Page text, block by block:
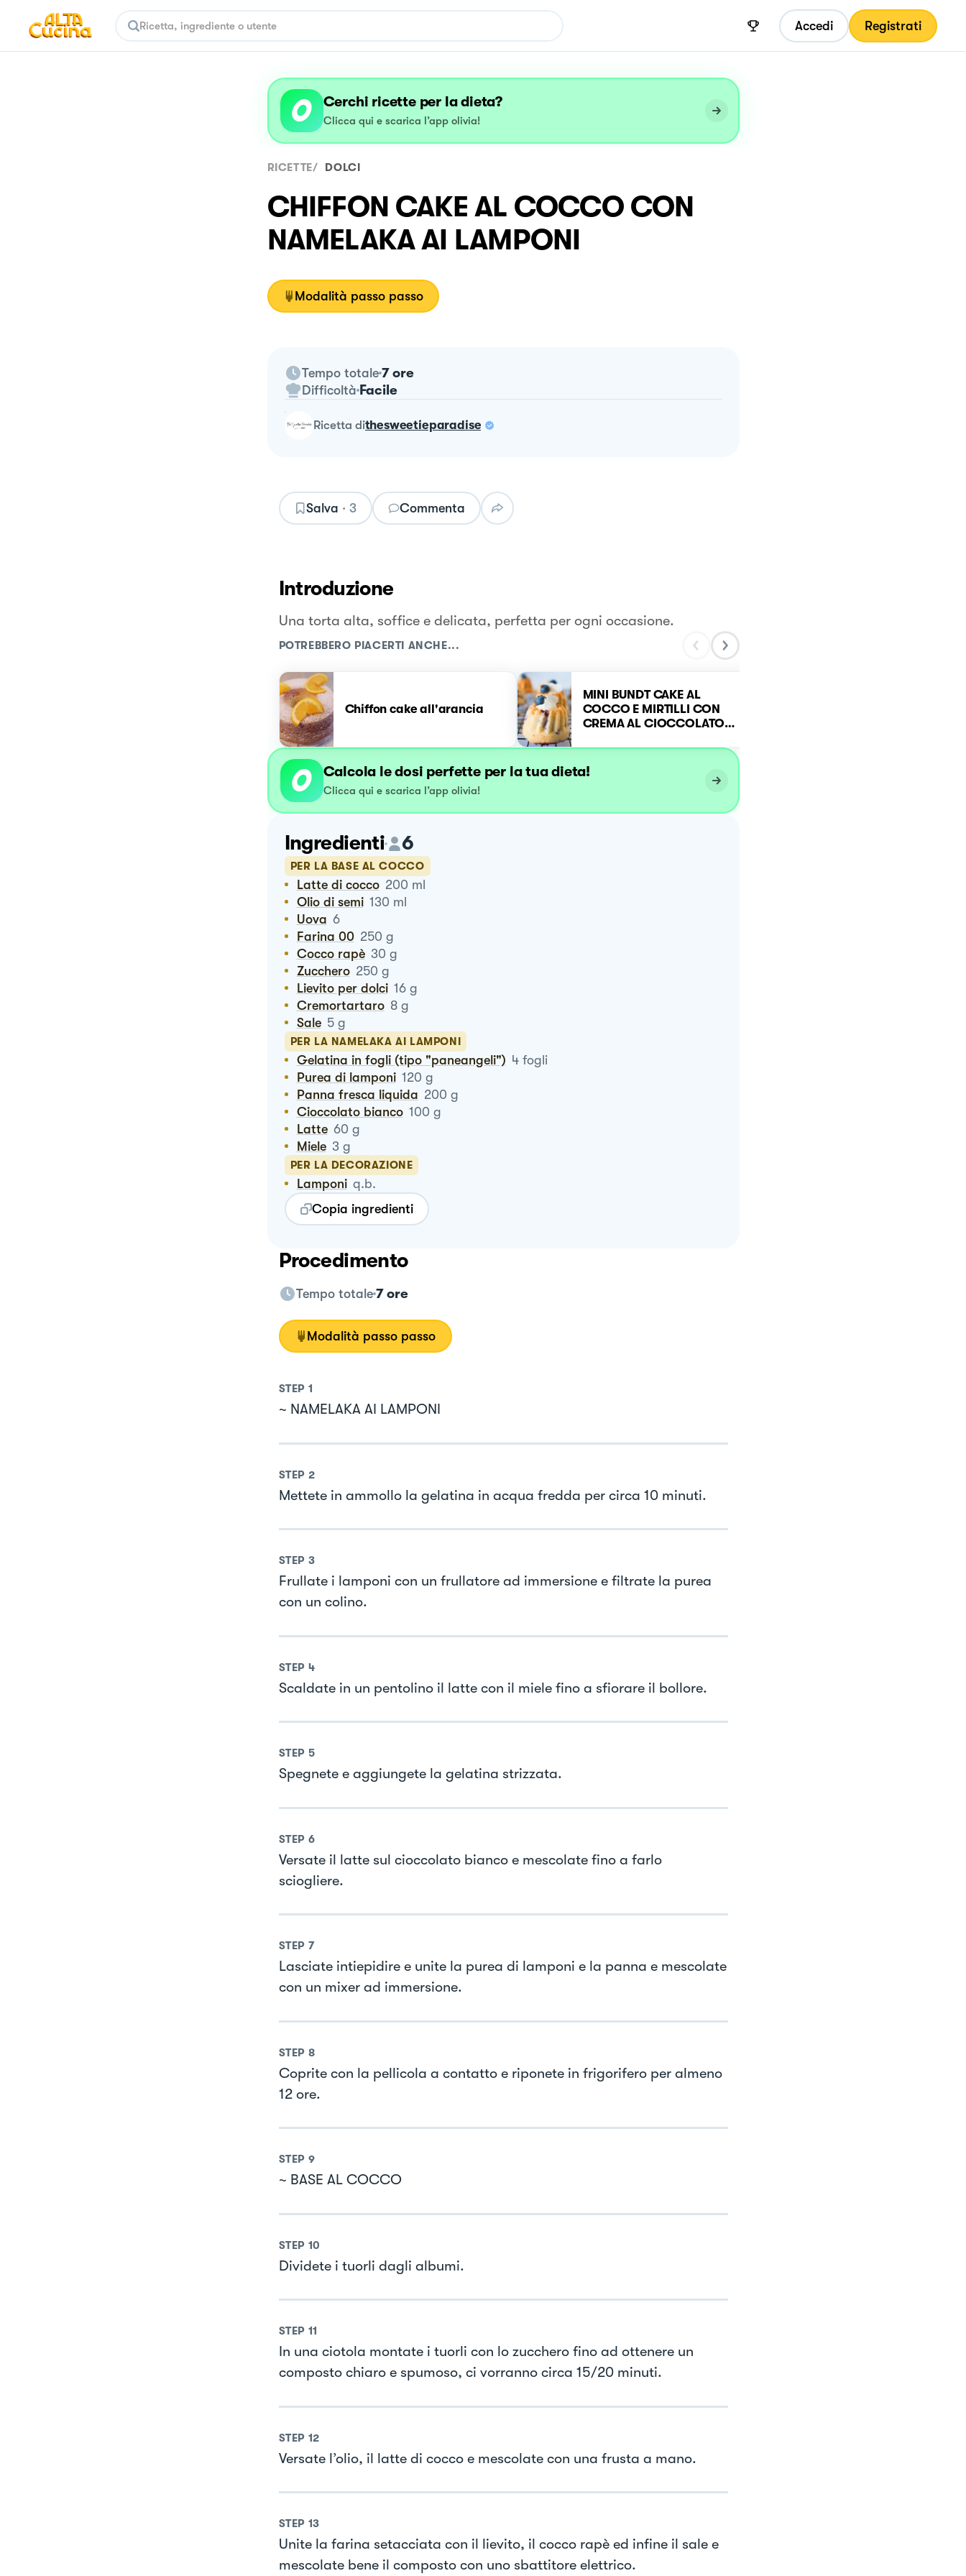
Accedi Registrati
Cerchi ricette per la dieta?
Clicca qui e scarica l’app olivia!
RICETTE/ DOLCI
CHIFFON CAKE AL COCCO CON
NAMELAKA AI LAMPONI
Modalità passo passo
Tempo totale 7 ore
Difficoltà Facile
ricetta dithesweetieparadise
Salva · 3 Commenta
Introduzione
Una torta alta, soffice e delicata, perfetta per ogni occasione.
POTREBBERO PIACERTI ANCHE...
Chiffon cake all'arancia
MINI BUNDT CAKE AL
COCCO E MIRTILLI CON
CREMA AL CIOCCOLATO
Calcola le dosi perfette per la tua dieta!
Clicca qui e scarica l’app olivia!
Ingredienti 6
PER LA BASE AL COCCO
Latte di cocco 200 ml
Olio di semi 130 ml
Uova 6
Farina 00 250 g
Cocco rapè 30 g
Zucchero 250 g
Lievito per dolci 16 g
Cremortartaro 8 g
Sale 5 g
PER LA NAMELAKA AI LAMPONI
Gelatina in fogli (tipo "paneangeli") 4 fogli
Purea di lamponi 120 g
Panna fresca liquida 200 g
Cioccolato bianco 100 g
Latte 60 g
Miele 3 g
PER LA DECORAZIONE
Lamponi q.b.
Copia ingredienti
Procedimento
Tempo totale 7 ore
Modalità passo passo
STEP 1
~ NAMELAKA AI LAMPONI
STEP 2
Mettete in ammollo la gelatina in acqua fredda per circa 10 minuti.
STEP 3
Frullate i lamponi con un frullatore ad immersione e filtrate la purea
con un colino.
STEP 4
Scaldate in un pentolino il latte con il miele fino a sfiorare il bollore.
STEP 5
Spegnete e aggiungete la gelatina strizzata.
STEP 6
Versate il latte sul cioccolato bianco e mescolate fino a farlo
sciogliere.
STEP 7
Lasciate intiepidire e unite la purea di lamponi e la panna e mescolate
con un mixer ad immersione.
STEP 8
Coprite con la pellicola a contatto e riponete in frigorifero per almeno
12 ore.
STEP 9
~ BASE AL COCCO
STEP 10
Dividete i tuorli dagli albumi.
STEP 11
In una ciotola montate i tuorli con lo zucchero fino ad ottenere un
composto chiaro e spumoso, ci vorranno circa 15/20 minuti.
STEP 12
Versate l’olio, il latte di cocco e mescolate con una frusta a mano.
STEP 13
Unite la farina setacciata con il lievito, il cocco rapè ed infine il sale e
mescolate bene il composto con uno sbattitore elettrico.